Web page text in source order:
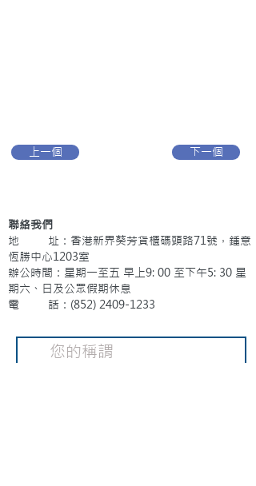
上一個 下一個
聯絡我們
地 址：香港新界葵芳貨櫃碼頭路71號，鍾意
恆勝中心1203室
辦公時間：星期一至五 早上9: 00 至下午5: 30 星
期六、日及公眾假期休息
電 話：(852) 2409-1233